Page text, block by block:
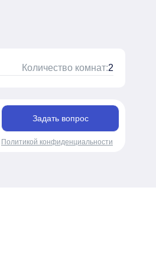
Количество комнат:2
Задать вопрос
Политикой конфиденциальности